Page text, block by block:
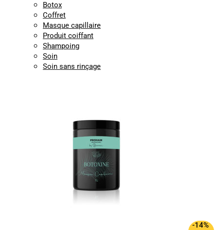
Botox
Coffret
Masque capillaire
Produit coiffant
Shampoing
Soin
Soin sans rinçage
-14%